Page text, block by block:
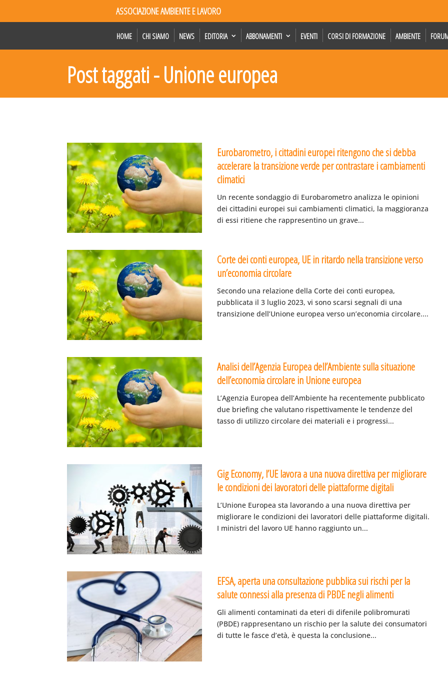
ASSOCIAZIONE AMBIENTE E LAVORO
HOME CHI SIAMO NEWS EDITORIA ABBONAMENTI EVENTI CORSI DI FORMAZIONE AMBIENTE
Post taggati - Unione europea
Eurobarometro, i cittadini europei ritengono che si debba
accelerare la transizione verde per contrastare i cambiamenti
climatici
Un recente sondaggio di Eurobarometro analizza le opinioni
dei cittadini europei sui cambiamenti climatici, la maggioranza
di essi ritiene che rappresentino un grave...
Corte dei conti europea, UE in ritardo nella transizione verso
un’economia circolare
Secondo una relazione della Corte dei conti europea,
pubblicata il 3 luglio 2023, vi sono scarsi segnali di una
transizione dell’Unione europea verso un’economia circolare....
Analisi dell’Agenzia Europea dell’Ambiente sulla situazione
dell’economia circolare in Unione europea
L’Agenzia Europea dell’Ambiente ha recentemente pubblicato
due briefing che valutano rispettivamente le tendenze del
tasso di utilizzo circolare dei materiali e i progressi...
Gig Economy, l’UE lavora a una nuova direttiva per migliorare
le condizioni dei lavoratori delle piattaforme digitali
L’Unione Europea sta lavorando a una nuova direttiva per
migliorare le condizioni dei lavoratori delle piattaforme digitali.
I ministri del lavoro UE hanno raggiunto un...
EFSA, aperta una consultazione pubblica sui rischi per la
salute connessi alla presenza di PBDE negli alimenti
Gli alimenti contaminati da eteri di difenile polibromurati
(PBDE) rappresentano un rischio per la salute dei consumatori
di tutte le fasce d’età, è questa la conclusione...